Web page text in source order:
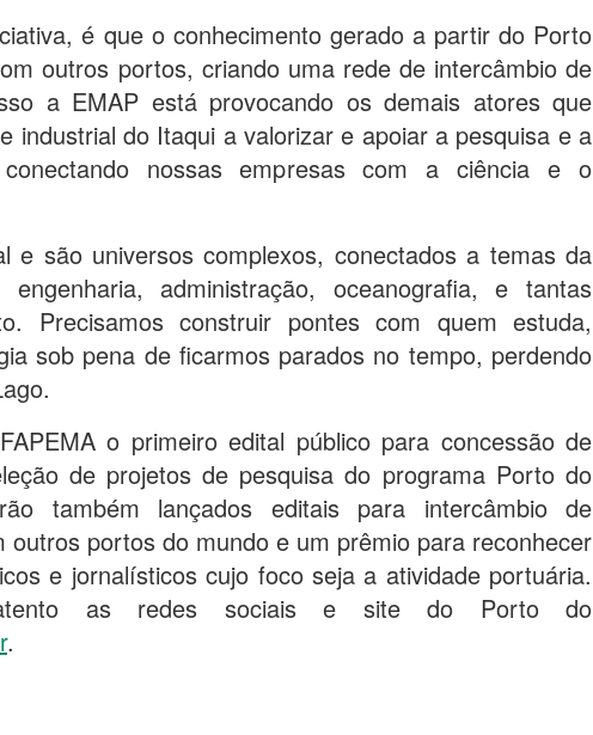
é que o conhecimento gerado a partir do Porto
outros portos, criando uma rede de intercâmbio de
a EMAP está provocando os demais atores que
industrial do Itaqui a valorizar e apoiar a pesquisa e a
conectando nossas empresas com a ciência e o
e são universos complexos, conectados a temas da
administração, oceanografia, e tantas
Precisamos construir pontes com quem estuda,
sob pena de ficarmos parados no tempo, perdendo
o primeiro edital público para concessão de
de projetos de pesquisa do programa Porto do
também lançados editais para intercâmbio de
outros portos do mundo e um prêmio para reconhecer
e jornalísticos cujo foco seja a atividade portuária.
as redes sociais e site do Porto do
.